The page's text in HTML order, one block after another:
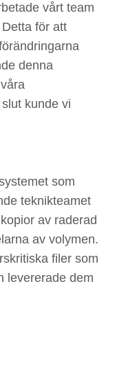
vårt team
för att
denna
kunde vi
som
teknikteamet
av raderad
av volymen.
filer som
levererade dem